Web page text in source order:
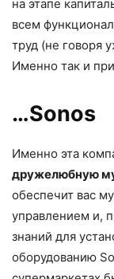
на этапе
всем
труд (не говоря
Именно так и
…Sonos
Именно эта
дружелюбную
обеспечит вас
управлением и,
знаний для
оборудованию